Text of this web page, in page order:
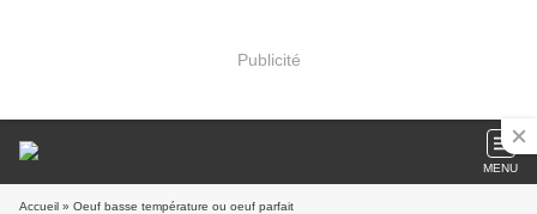
Publicité
MENU
Accueil » Oeuf basse température ou oeuf parfait